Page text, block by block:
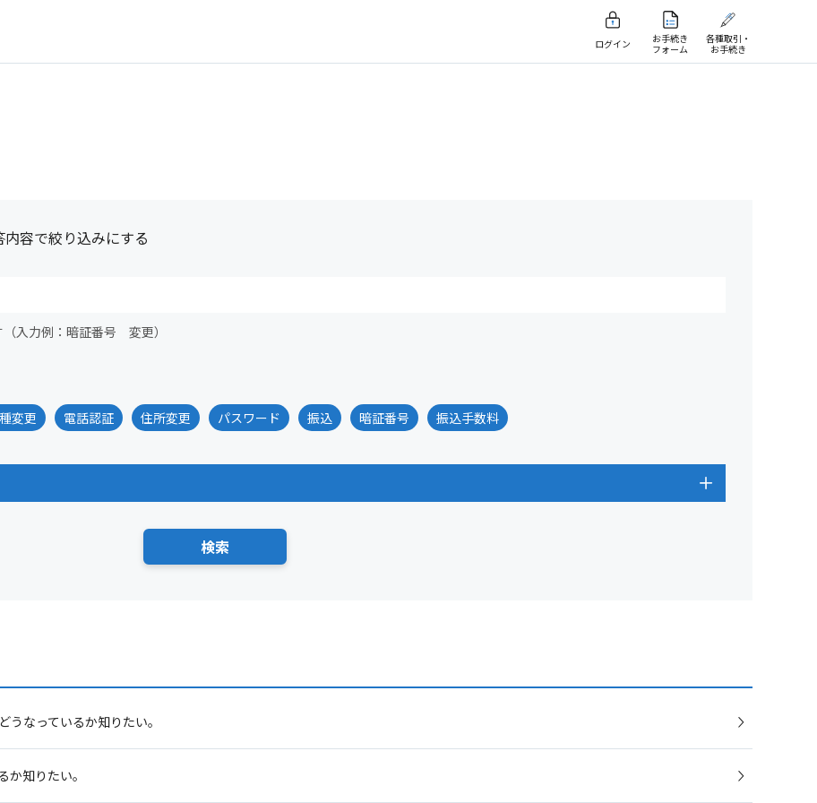
ログイン
お手続き
フォーム
各種取引・
お手続き
容で絞り込みにする
入力例：暗証番号 変更）
変更 電話認証 住所変更 パスワード 振込 暗証番号 振込手数料
うなっているか知りたい。
か知りたい。